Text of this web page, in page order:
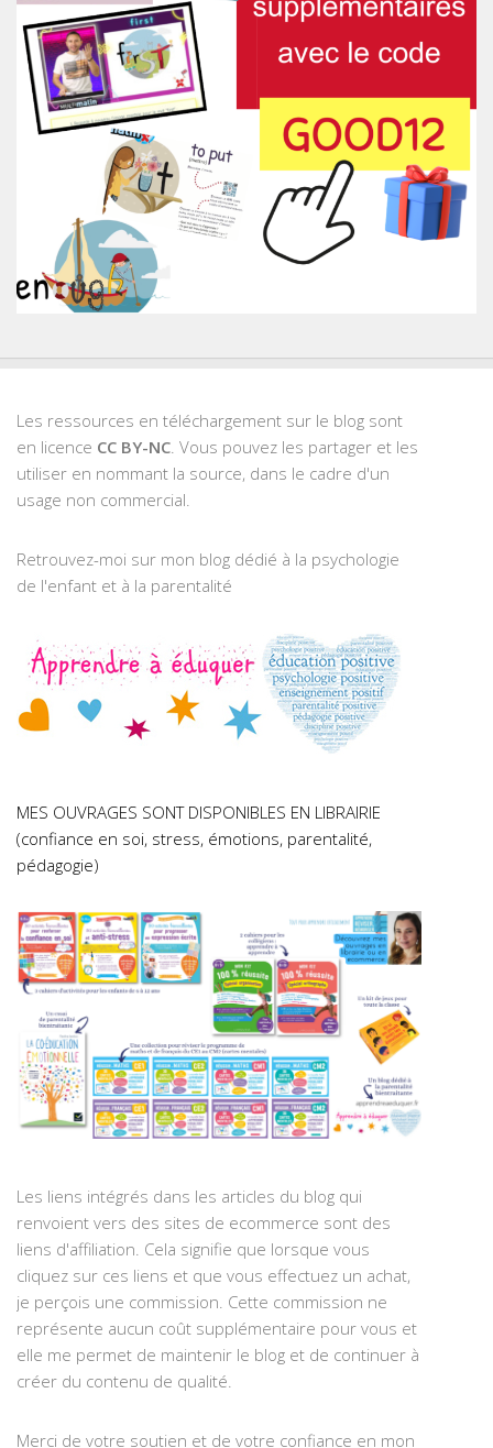
Les ressources en téléchargement sur le blog sont
en licence CC BY-NC . Vous pouvez les partager et les
utiliser en nommant la source, dans le cadre d'un
usage non commercial.
Retrouvez-moi sur mon blog dédié à la psychologie
de l'enfant et à la parentalité
MES OUVRAGES SONT DISPONIBLES EN LIBRAIRIE
(confiance en soi, stress, émotions, parentalité,
pédagogie)
Les liens intégrés dans les articles du blog qui
renvoient vers des sites de ecommerce sont des
liens d'affiliation. Cela signifie que lorsque vous
cliquez sur ces liens et que vous effectuez un achat,
je perçois une commission. Cette commission ne
représente aucun coût supplémentaire pour vous et
elle me permet de maintenir le blog et de continuer à
créer du contenu de qualité.
Merci de votre soutien et de votre confiance en mon